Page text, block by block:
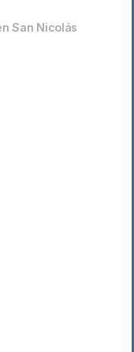
San Nicolás